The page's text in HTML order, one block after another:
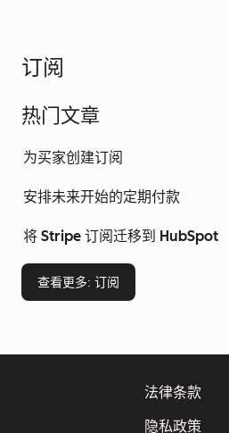
订阅
热门文章
为买家创建订阅
安排未来开始的定期付款
将 Stripe 订阅迁移到 HubSpot
查看更多: 订阅
法律条款
隐私政策